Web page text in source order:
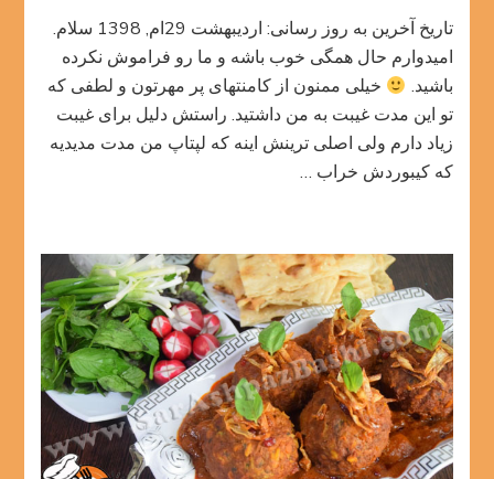
کدو
تاریخ آخرین به روز رسانی: اردیبهشت 29ام, 1398 سلام.
امیدوارم حال همگی خوب باشه و ما رو فراموش نکرده
باشید.
خیلی ممنون از کامنتهای پر مهرتون و لطفی که
تو این مدت غیبت به من داشتید. راستش دلیل برای غیبت
زیاد دارم ولی اصلی ترینش اینه که لپتاپ من مدت مدیدیه
که کیبوردش خراب …